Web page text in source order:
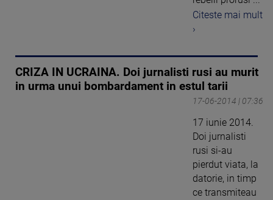
Citeste mai mult
›
CRIZA IN UCRAINA. Doi jurnalisti rusi au murit
in urma unui bombardament in estul tarii
17-06-2014 | 07:36
17 iunie 2014.
Doi jurnalisti
rusi si-au
pierdut viata, la
datorie, in timp
ce transmiteau